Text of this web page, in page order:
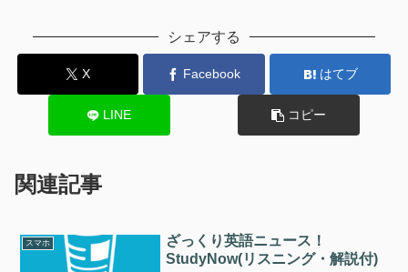
シェアする
X Facebook はてブ
LINE コピー
関連記事
スマホ
ざっくり英語ニュース！
StudyNow(リスニング・解説付)